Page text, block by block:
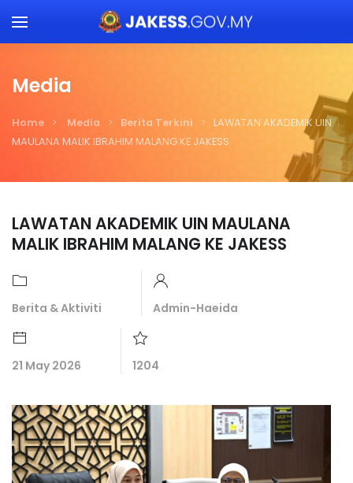
Skip to main content
Media
Home Media Berita Terkini
LAWATAN AKADEMIK UIN
MAULANA MALIK IBRAHIM MALANG KE JAKESS
LAWATAN AKADEMIK UIN MAULANA
MALIK IBRAHIM MALANG KE JAKESS
Berita & Aktiviti Admin-Haeida
21 May 2026 1204